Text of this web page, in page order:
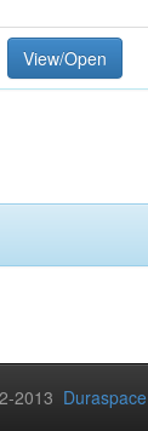
View/Open
2013 Duraspace